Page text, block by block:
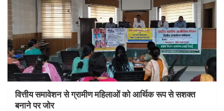
वित्तीय समावेशन से ग्रामीण महिलाओं को आर्थिक रूप से सशक्त
बनाने पर जोर